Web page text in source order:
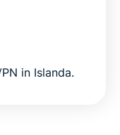
in Islanda.